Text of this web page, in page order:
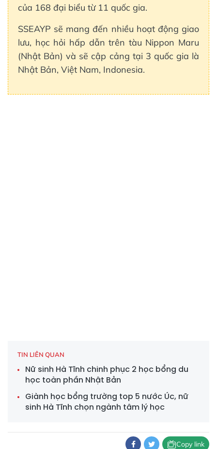
của 168 đại biểu từ 11 quốc gia.
SSEAYP sẽ mang đến nhiều hoạt động giao
lưu, học hỏi hấp dẫn trên tàu Nippon Maru
(Nhật Bản) và sẽ cập cảng tại 3 quốc gia là
Nhật Bản, Việt Nam, Indonesia.
TIN LIÊN QUAN
Nữ sinh Hà Tĩnh chinh phục 2 học bổng du
học toàn phần Nhật Bản
Giành học bổng trường top 5 nước Úc, nữ
sinh Hà Tĩnh chọn ngành tâm lý học
Copy link